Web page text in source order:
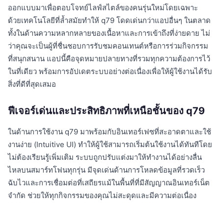
ออกแบบมาเพื่อตอบโจทย์ไลฟ์สไตล์ของคนรุ่นใหม่โดยเฉพาะ
ด้วยเทคโนโลยีที่ล้ำสมัยทำให้ q79 โดดเด่นกว่าแอปอื่นๆ ในตลาด
ทั้งในด้านความหลากหลายของเนื้อหาและการเข้าถึงที่ง่ายดาย ไม่
ว่าคุณจะเป็นผู้ที่ชื่นชอบการรับชมคอนเทนต์หรือการร่วมกิจกรรม
ที่สนุกสนาน แอปนี้คือจุดหมายปลายทางที่รวมทุกความต้องการไว้
ในที่เดียว พร้อมการอัปเดตระบบอย่างต่อเนื่องเพื่อให้ผู้ใช้งานได้รับ
สิ่งที่ดีที่สุดเสมอ
ฟีเจอร์เด่นและประสิทธิภาพที่เหนือชั้นของ q79
ในด้านการใช้งาน q79 มาพร้อมกับอินเทอร์เฟซที่สะอาดตาและใช้
งานง่าย (Intuitive UI) ทำให้ผู้ใช้สามารถเริ่มต้นใช้งานได้ทันทีโดย
ไม่ต้องเรียนรู้เพิ่มเติม ระบบถูกปรับแต่งมาให้ทำงานได้อย่างลื่น
ไหลบนสมาร์ทโฟนทุกรุ่น มีจุดเด่นด้านการโหลดข้อมูลที่รวดเร็ว
ฉับไวและการเชื่อมต่อที่เสถียรแม้ในพื้นที่ที่มีสัญญาณอินเทอร์เน็ต
จำกัด ช่วยให้ทุกกิจกรรมของคุณไม่สะดุดและมีความต่อเนื่อง